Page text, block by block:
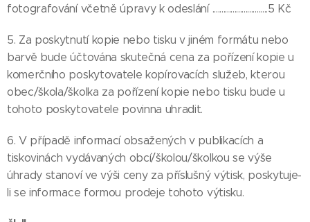
fotografování včetně úpravy k odeslání ..............................5 Kč
5. Za poskytnutí kopie nebo tisku v jiném formátu nebo
barvě bude účtována skutečná cena za pořízení kopie u
komerčního poskytovatele kopírovacích služeb, kterou
obec/škola/školka za pořízení kopie nebo tisku bude u
tohoto poskytovatele povinna uhradit.
6. V případě informací obsažených v publikacích a
tiskovinách vydávaných obcí/školou/školkou se výše
úhrady stanoví ve výši ceny za příslušný výtisk, poskytuje-
li se informace formou prodeje tohoto výtisku.